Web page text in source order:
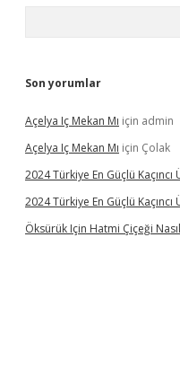
Son yorumlar
Açelya Iç Mekan Mı için admin
Açelya Iç Mekan Mı için Çolak
2024 Türkiye En Güçlü Kaçıncı
2024 Türkiye En Güçlü Kaçıncı
Öksürük Için Hatmi Çiçeği Nasıl